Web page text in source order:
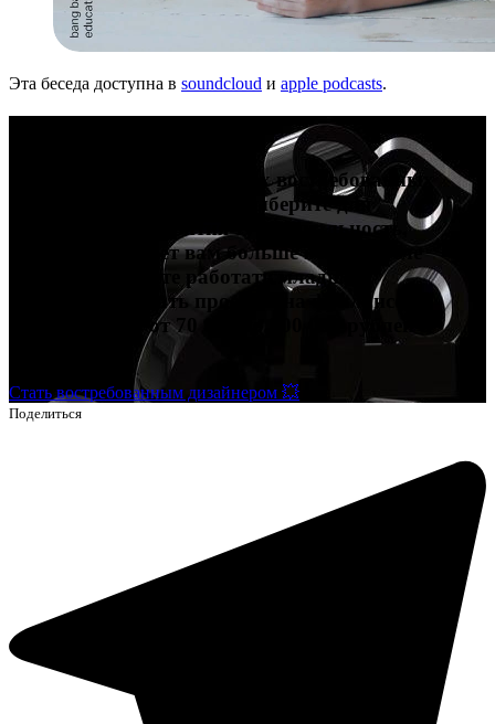
Эта беседа доступна в soundcloud и apple podcasts.
Попробуйте себя в четырех востребованных
профессиях в дизайне и выберите для
дальнейшего развития ту специальность,
которая подойдет вам больше всего. После
обучения сможете работать младшим
дизайнером, брать проекты на фрилансе и
зарабатывать от 70 000 до 200 000 рублей и
Стать востребованным дизайнером 💥
Поделиться